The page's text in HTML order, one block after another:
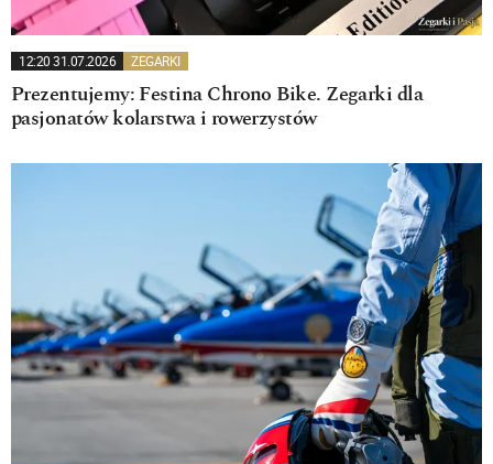
12:20 31.07.2026 ZEGARKI
Prezentujemy: Festina Chrono Bike. Zegarki dla
pasjonatów kolarstwa i rowerzystów